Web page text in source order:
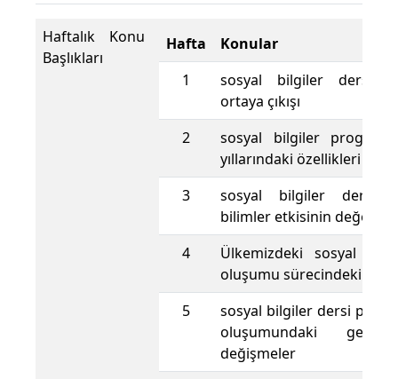
Haftalık Konu
Başlıkları
Hafta
Konular
1
sosyal bilgiler
ortaya çıkışı
2
sosyal bilgiler
yıllarındaki özellikleri
3
sosyal bilgiler
bilimler etkisinin
4
Ülkemizdeki sosyal
oluşumu sürecindeki
5
sosyal bilgiler dersi
oluşumundaki
değişmeler